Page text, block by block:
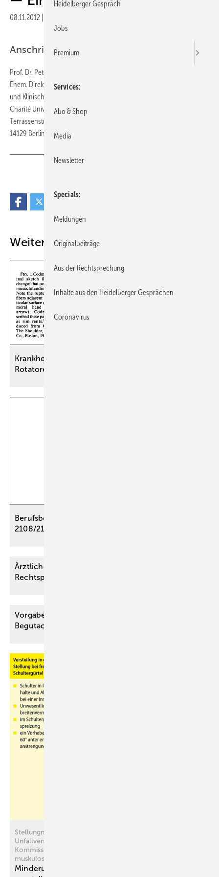
08.11.2012
Anschrift des Verfassers
Prof. Dr. Peter Marx
Ehem. Direktor der Klinik für Neurologie
und Klinische Neurophysiologie
Charité Universitätsmedizin Berlin
Terrassenstr. 45
14129 Berlin
Weitere Inhalte
Krankheitsbild „Berufsbedingte
Rotatorenmanschettenläsion“ (BK-Nr.
Berufsbedingte Bandscheibenschäden – BK
2108/2109/2110
Ärztliche Aufklärung und Einwilligung – Aktuelle
Rechtsprechung
Vorgaben der KI-VO für die medizinische
Begutachtung
Stellungnahme der Deutschen Gesetzlichen
Unfallversicherung (DGUV)zum Konsenspapier der MdE-
Kommission – MdE-Erfahrungswerte nach
muskuloskelettalen Verletzungen („MdE-Eckwerte“)
Minderung der Erwerbsfähigkeit (MdE) in der
Heidelberger Gespräch
Jobs
Premium
Services
Abo & Shop
Media
Newsletter
Specials
Meldungen
Originalbeiträge
Aus der Rechtsprechung
Inhalte aus den Heidelberger Gesprächen
Coronavirus